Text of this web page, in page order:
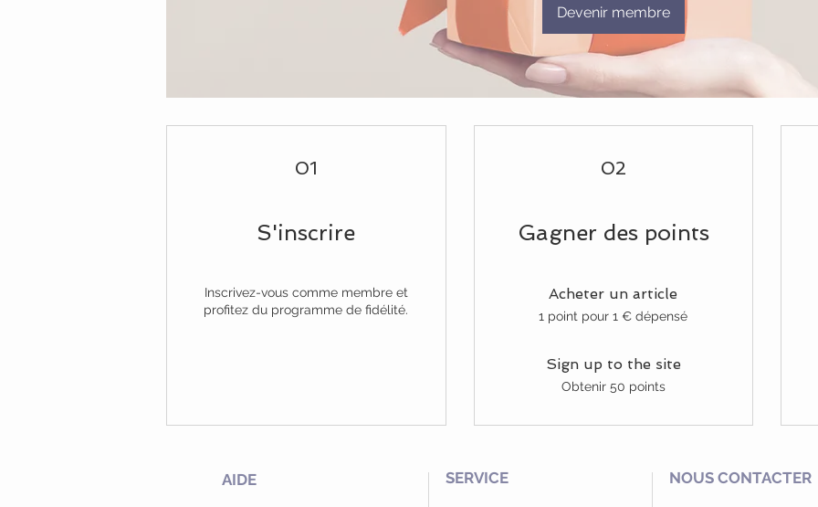
Devenir membre
01
S'inscrire
Inscrivez-vous comme membre et
profitez du programme de fidélité.
02
Gagner des points
Acheter un article
1 point pour 1 € dépensé
Sign up to the site
Obtenir 50 points
AIDE SERVICE NOUS CONTACTER